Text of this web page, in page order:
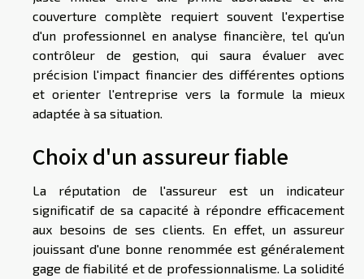
couverture complète requiert souvent l'expertise
d'un professionnel en analyse financière, tel qu'un
contrôleur de gestion, qui saura évaluer avec
précision l'impact financier des différentes options
et orienter l'entreprise vers la formule la mieux
adaptée à sa situation.
Choix d'un assureur fiable
La réputation de l'assureur est un indicateur
significatif de sa capacité à répondre efficacement
aux besoins de ses clients. En effet, un assureur
jouissant d'une bonne renommée est généralement
gage de fiabilité et de professionnalisme. La solidité